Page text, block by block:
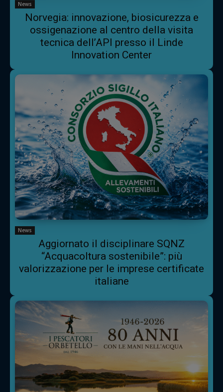
News
Norvegia: innovazione, biosicurezza e
ossigenazione al centro della visita
tecnica dell’API presso il Linde
Innovation Center
News
Aggiornato il disciplinare SQNZ
“Acquacoltura sostenibile”: più
valorizzazione per le imprese certificate
italiane